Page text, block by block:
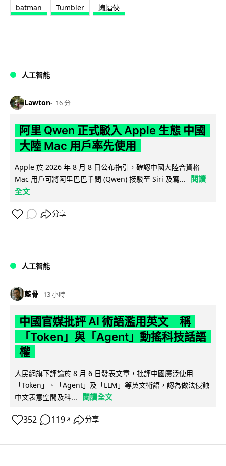
batman Tumbler 蝙蝠俠
人工智能
Lawton 16 分
阿里 Qwen 正式駁入 Apple 生態 中國
大陸 Mac 用戶率先使用
Apple 於 2026 年 8 月 8 日公布指引，確認中國大陸合資格
Mac 用戶可將阿里巴巴千問 (Qwen) 接駁至 Siri 及寫...
閱讀
全文
分享
人工智能
藍骨 13 小時
中國官媒批評 AI 術語濫用英文 稱
「Token」與「Agent」動搖科技話語
權
人民網旗下評論於 8 月 6 日發表文章，批評中國廣泛使用
「Token」、「Agent」及「LLM」等英文術語，認為做法侵蝕
中文表意空間及科...
閱讀全文
352 119 ↗ 分享